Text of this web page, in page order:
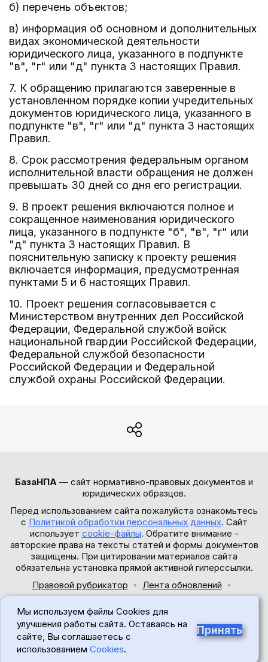
б) перечень объектов;
в) информация об основном и дополнительных
видах экономической деятельности
юридического лица, указанного в подпункте
"в", "г" или "д" пункта 3 настоящих Правил.
7. К обращению прилагаются заверенные в
установленном порядке копии учредительных
документов юридического лица, указанного в
подпункте "в", "г" или "д" пункта 3 настоящих
Правил.
8. Срок рассмотрения федеральным органом
исполнительной власти обращения не должен
превышать 30 дней со дня его регистрации.
9. В проект решения включаются полное и
сокращенное наименования юридического
лица, указанного в подпункте "б", "в", "г" или
"д" пункта 3 настоящих Правил. В
пояснительную записку к проекту решения
включается информация, предусмотренная
пунктами 5 и 6 настоящих Правил.
10. Проект решения согласовывается с
Министерством внутренних дел Российской
Федерации, Федеральной службой войск
национальной гвардии Российской Федерации,
Федеральной службой безопасности
Российской Федерации и Федеральной
службой охраны Российской Федерации.
БазаНПА — сайт нормативно-правовых документов и
юридических образцов.
Перед использованием сайта пожалуйста ознакомьтесь
с Политикой обработки персональных данных. Сайт
использует cookie-файлы. Обратите внимание -
авторские права на тексты статей и формы документов
защищены. При цитировании материалов сайта
обязательна установка прямой активной гиперссылки.
Правовой рубрикатор
Лента обновлений
© 2017-2026
18+
Мы используем файлы Cookies для
улучшения работы сайта. Оставаясь на
сайте, Вы соглашаетесь с
использованием Cookies.
Принять